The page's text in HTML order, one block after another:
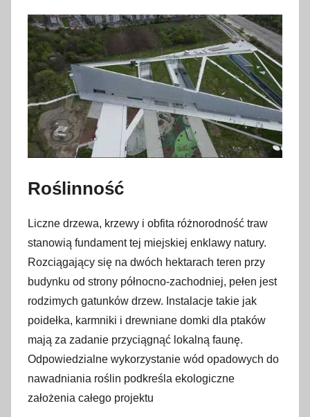
Roślinność
Liczne drzewa, krzewy i obfita różnorodność traw
stanowią fundament tej miejskiej enklawy natury.
Rozciągający się na dwóch hektarach teren przy
budynku od strony północno-zachodniej, pełen jest
rodzimych gatunków drzew. Instalacje takie jak
poidełka, karmniki i drewniane domki dla ptaków
mają za zadanie przyciągnąć lokalną faunę.
Odpowiedzialne wykorzystanie wód opadowych do
nawadniania roślin podkreśla ekologiczne
założenia całego projektu